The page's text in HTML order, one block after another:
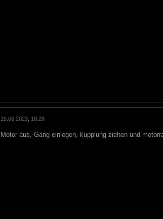
15.06.2023, 18:28
Motor aus, Gang einlegen, kupplung ziehen und